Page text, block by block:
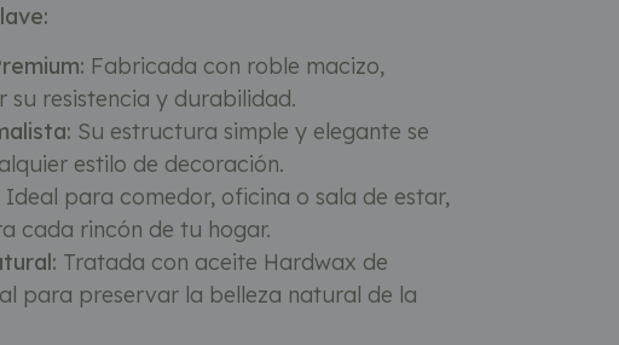
Fabricada con roble macizo,
su resistencia y durabilidad.
Su estructura simple y elegante se
estilo de decoración.
Ideal para comedor, oficina o sala de estar,
cada rincón de tu hogar.
Tratada con aceite Hardwax de
para preservar la belleza natural de la